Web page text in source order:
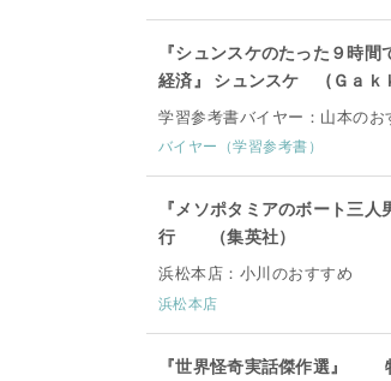
『シュンスケのたった９時間
経済』 シュンスケ (Ｇａｋ
学習参考書バイヤー：山本のお
バイヤー（学習参考書）
『メソポタミアのボート三
行 （集英社）
浜松本店：小川のおすすめ
浜松本店
『世界怪奇実話傑作選』